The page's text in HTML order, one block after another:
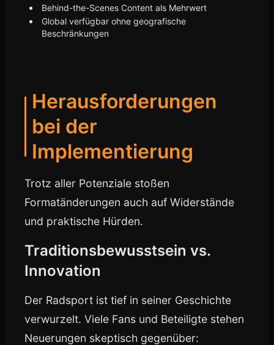
Behind-the-Scenes Content als Mehrwert
Global verfügbar ohne geografische
Beschränkungen
Herausforderungen
bei der
Implementierung
Trotz aller Potenziale stoßen
Formatänderungen auch auf Widerstände
und praktische Hürden.
Traditionsbewusstsein vs.
Innovation
Der Radsport ist tief in seiner Geschichte
verwurzelt. Viele Fans und Beteiligte stehen
Neuerungen skeptisch gegenüber: